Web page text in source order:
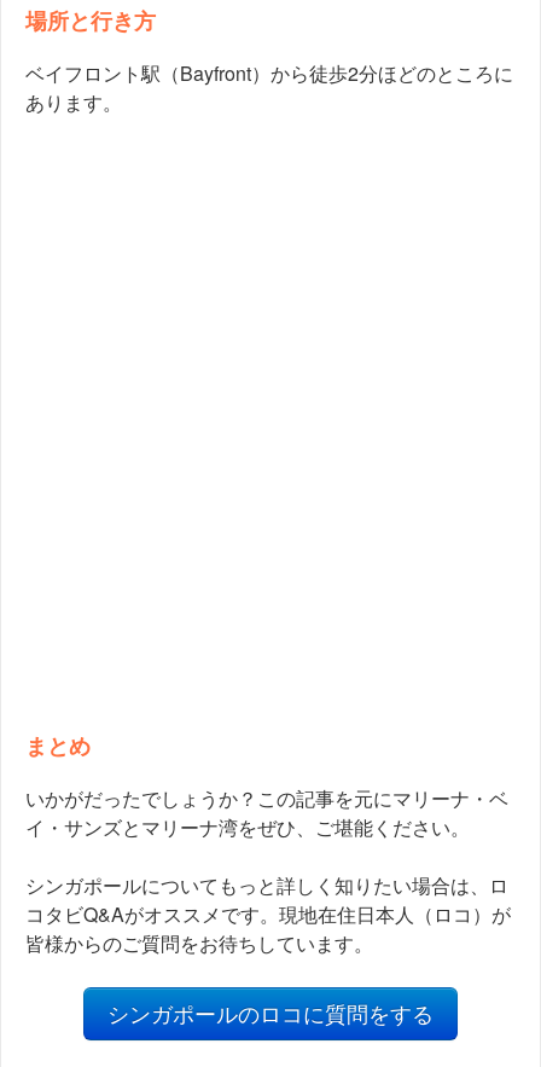
場所と行き方
ベイフロント駅（Bayfront）から徒歩2分ほどのところに
あります。
まとめ
いかがだったでしょうか？この記事を元にマリーナ・ベ
イ・サンズとマリーナ湾をぜひ、ご堪能ください。
シンガポールについてもっと詳しく知りたい場合は、ロ
コタビQ&Aがオススメです。現地在住日本人（ロコ）が
皆様からのご質問をお待ちしています。
シンガポールのロコに質問をする